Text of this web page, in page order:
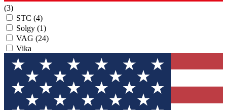
(3)
STC (4)
Solgy (1)
VAG (24)
Vika